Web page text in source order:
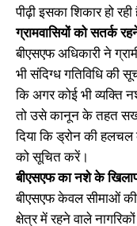
पीढ़ी इसका शिकार हो रही
ग्रामवासियों को सतर्क
बीएसएफ अधिकारी ने
भी संदिग्ध गतिविधि की
कि अगर कोई भी व्यक्ति
तो उसे कानून के तहत सख्त
दिया कि ड्रोन की
को सूचित करें।
बीएसएफ का नशे के
बीएसएफ केवल सीमाओं की
क्षेत्र में रहने वाले